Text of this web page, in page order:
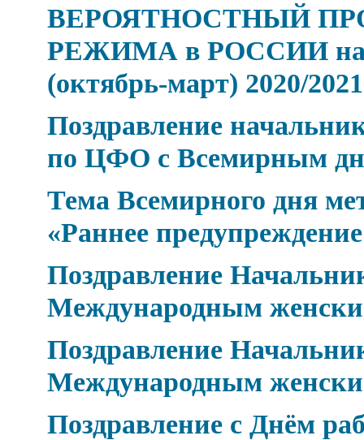
ВЕРОЯТНОСТНЫЙ
РЕЖИМА в РОССИИ на
(октябрь-март) 2020/2021
Поздравление
по ЦФО с Всемирным
Тема Всемирного дня
«Раннее
Поздравление
Международным
Поздравление
Международным
Поздравление с Днём